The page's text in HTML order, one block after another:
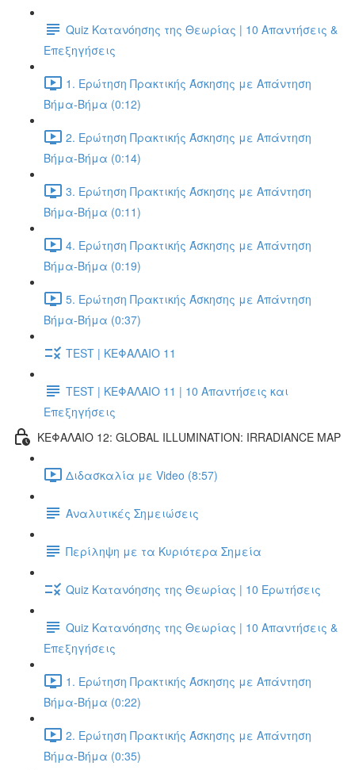
Quiz Κατανόησης της Θεωρίας | 10 Απαντήσεις &
Επεξηγήσεις
1. Ερώτηση Πρακτικής Άσκησης με Απάντηση
Βήμα-Βήμα (0:12)
2. Ερώτηση Πρακτικής Άσκησης με Απάντηση
Βήμα-Βήμα (0:14)
3. Ερώτηση Πρακτικής Άσκησης με Απάντηση
Βήμα-Βήμα (0:11)
4. Ερώτηση Πρακτικής Άσκησης με Απάντηση
Βήμα-Βήμα (0:19)
5. Ερώτηση Πρακτικής Άσκησης με Απάντηση
Βήμα-Βήμα (0:37)
TEST | ΚΕΦΑΛΑΙΟ 11
TEST | ΚΕΦΑΛΑΙΟ 11 | 10 Απαντήσεις και
Επεξηγήσεις
ΚΕΦΑΛΑΙΟ 12: GLOBAL ILLUMINATION: IRRADIANCE MAP
Διδασκαλία με Video (8:57)
Αναλυτικές Σημειώσεις
Περίληψη με τα Κυριότερα Σημεία
Quiz Κατανόησης της Θεωρίας | 10 Ερωτήσεις
Quiz Κατανόησης της Θεωρίας | 10 Απαντήσεις &
Επεξηγήσεις
1. Ερώτηση Πρακτικής Άσκησης με Απάντηση
Βήμα-Βήμα (0:22)
2. Ερώτηση Πρακτικής Άσκησης με Απάντηση
Βήμα-Βήμα (0:35)